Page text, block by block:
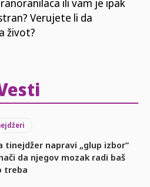
Verujete li da
život?
tinejdžer napravi „glup izbor“
da njegov mozak radi baš
treba